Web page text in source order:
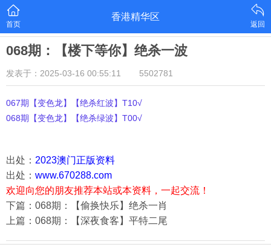
首页
香港精华区
返回
068期：【楼下等你】绝杀一波
发表于：2025-03-16 00:55:11 5502781
067期【变色龙】【绝杀红波】T10√
068期【变色龙】【绝杀绿波】T00√
出处： 2023澳门正版资料
出处： www.670288.com
欢迎向您的朋友推荐本站或本资料，一起交流！
下篇：068期：【偷换快乐】绝杀一肖
上篇：068期：【深夜食客】平特二尾